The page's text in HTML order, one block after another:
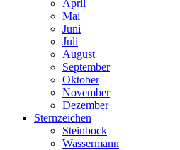
April
Mai
Juni
Juli
August
September
Oktober
November
Dezember
Sternzeichen
Steinbock
Wassermann